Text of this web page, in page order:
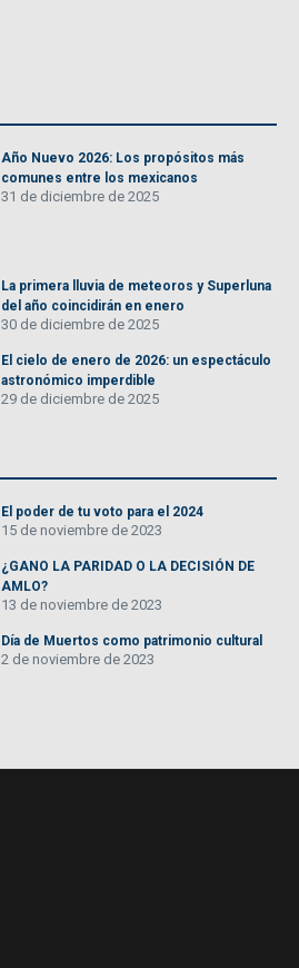
Año Nuevo 2026: Los propósitos más
comunes entre los mexicanos
31 de diciembre de 2025
La primera lluvia de meteoros y Superluna
del año coincidirán en enero
30 de diciembre de 2025
El cielo de enero de 2026: un espectáculo
astronómico imperdible
29 de diciembre de 2025
El poder de tu voto para el 2024
15 de noviembre de 2023
¿GANO LA PARIDAD O LA DECISIÓN DE
AMLO?
13 de noviembre de 2023
Día de Muertos como patrimonio cultural
2 de noviembre de 2023